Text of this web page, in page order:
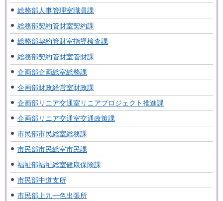
総務部人事管理室職員課
総務部契約管財室契約課
総務部契約管財室指導検査課
総務部契約管財室管財課
企画部企画総室総務課
企画部財政経営室財政課
企画部リニア交通室リニアプロジェクト推進課
企画部リニア交通室交通政策課
市民部市民総室総務課
市民部市民総室市民課
福祉部福祉総室健康保険課
市民部中道支所
市民部上九一色出張所